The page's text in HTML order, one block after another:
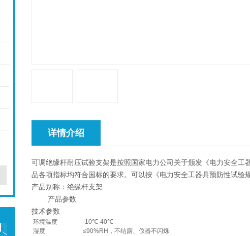
详情介绍
可调绝缘杆耐压试验支架是按照国家电力公司关于颁发《电力安全
品各项指标均符合国标的要求。可以按《电力安全工器具预防性试验
产品别称：绝缘杆支架
产品参数
技术参数
环境温度
-10℃-40℃
湿度
≤90%RH，不结露、仪器不闪烁